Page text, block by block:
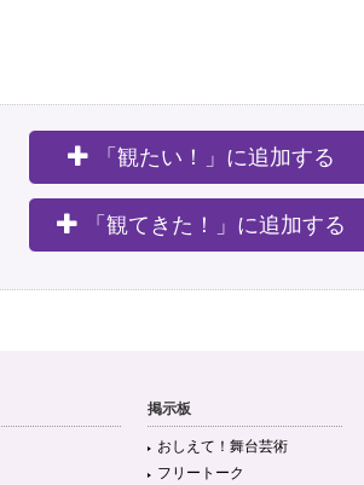
「観たい！」に追加する
「観てきた！」に追加する
掲示板
おしえて！舞台芸術
フリートーク